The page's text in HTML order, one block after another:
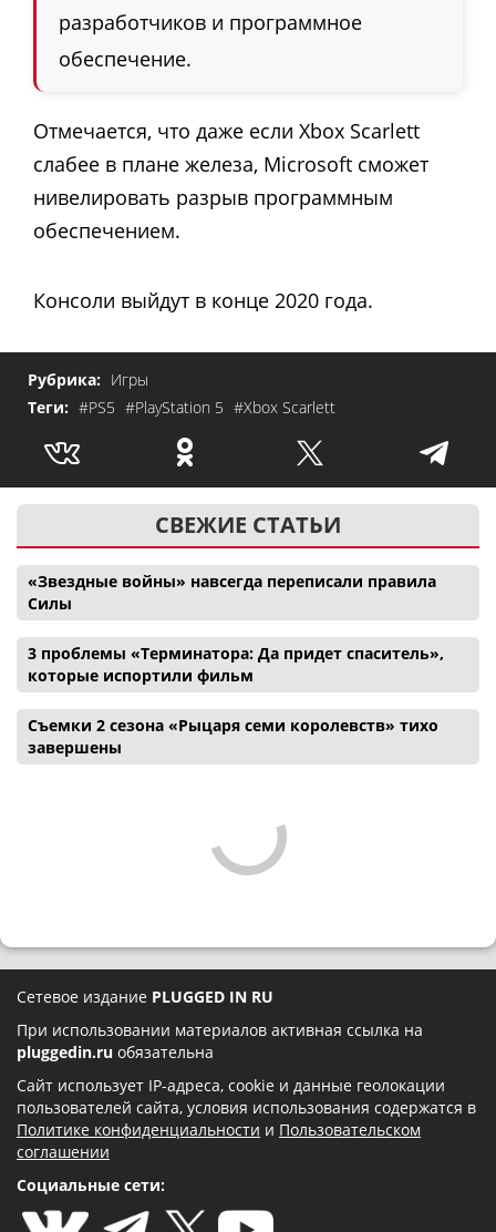
разработчиков и программное
обеспечение.
Отмечается, что даже если Xbox Scarlett
слабее в плане железа, Microsoft сможет
нивелировать разрыв программным
обеспечением.
Консоли выйдут в конце 2020 года.
Рубрика: Игры
Теги: #PS5 #PlayStation 5 #Xbox Scarlett
СВЕЖИЕ СТАТЬИ
«Звездные войны» навсегда переписали правила
Силы
3 проблемы «Терминатора: Да придет спаситель»,
которые испортили фильм
Съемки 2 сезона «Рыцаря семи королевств» тихо
завершены
Сетевое издание PLUGGED IN RU
При использовании материалов активная ссылка на
pluggedin.ru обязательна
Сайт использует IP-адреса, cookie и данные геолокации
пользователей сайта, условия использования содержатся в
Политике конфиденциальности и Пользовательском
соглашении
Социальные сети: